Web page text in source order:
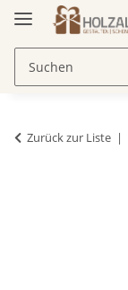
Zurück zur Liste